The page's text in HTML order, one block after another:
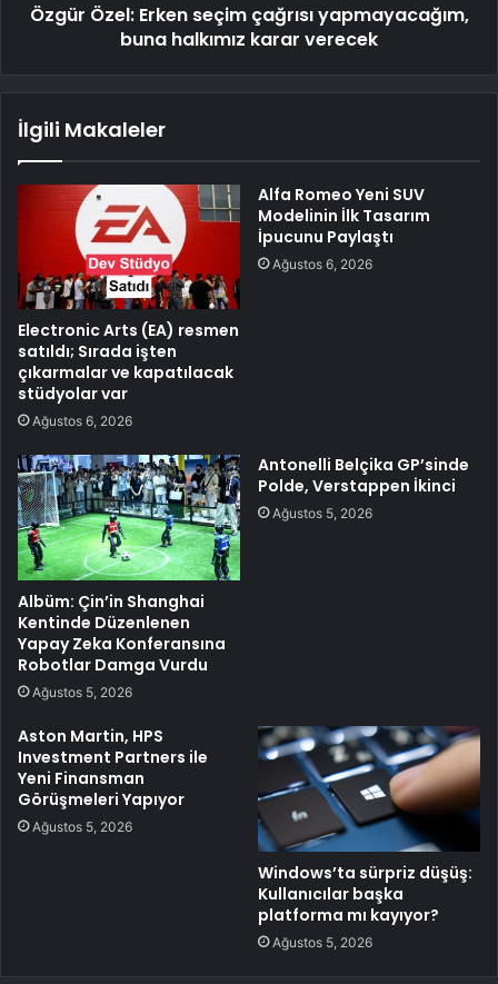
Özgür Özel: Erken seçim çağrısı yapmayacağım,
buna halkımız karar verecek
İlgili Makaleler
Electronic Arts (EA) resmen
satıldı; Sırada işten
çıkarmalar ve kapatılacak
stüdyolar var
Ağustos 6, 2026
Alfa Romeo Yeni SUV
Modelinin İlk Tasarım
İpucunu Paylaştı
Ağustos 6, 2026
Albüm: Çin’in Shanghai
Kentinde Düzenlenen
Yapay Zeka Konferansına
Robotlar Damga Vurdu
Ağustos 5, 2026
Antonelli Belçika GP’sinde
Polde, Verstappen İkinci
Ağustos 5, 2026
Aston Martin, HPS
Investment Partners ile
Yeni Finansman
Görüşmeleri Yapıyor
Ağustos 5, 2026
Windows’ta sürpriz düşüş:
Kullanıcılar başka
platforma mı kayıyor?
Ağustos 5, 2026